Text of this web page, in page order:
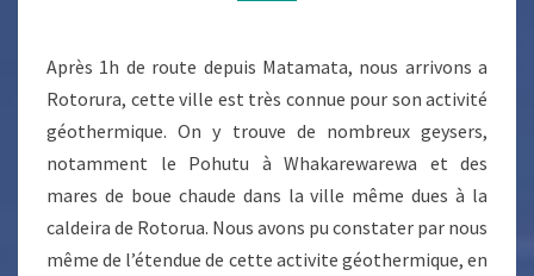
Après 1h de route depuis Matamata, nous arrivons a
Rotorura, cette ville est très connue pour son activité
géothermique. On y trouve de nombreux geysers,
notamment le Pohutu à Whakarewarewa et des
mares de boue chaude dans la ville même dues à la
caldeira de Rotorua. Nous avons pu constater par nous
même de l’étendue de cette activite géothermique, en